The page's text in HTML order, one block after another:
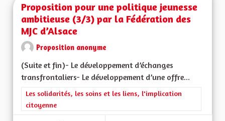
Proposition pour une politique jeunesse
ambitieuse (3/3) par la Fédération des
MJC d’Alsace
Proposition anonyme
(Suite et fin)- Le développement d’échanges
transfrontaliers- Le développement d’une offre...
Filtrer les résultats de la catégorie : Les solidarités, les soins
Les solidarités, les soins et les liens, l'implication
citoyenne